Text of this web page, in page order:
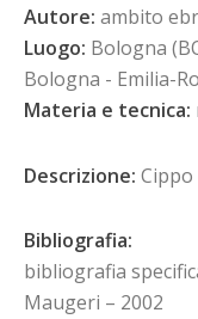
Autore: ambito
Luogo: Bologna
Bologna - Emilia-
Materia e tecnica:
Descrizione:
Bibliografia:
bibliografia
Maugeri – 2002